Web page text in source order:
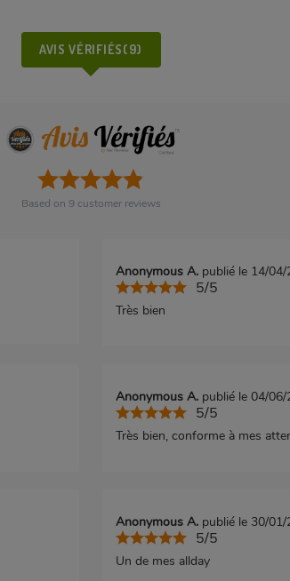
AVIS VÉRIFIÉS(9)
Based on 9customer reviews
Anonymous A. publié le 14/
5/5
Très bien
Anonymous A. publié le 04/
5/5
Très bien, conforme à mes
Anonymous A. publié le 30/
5/5
Un de mes allday